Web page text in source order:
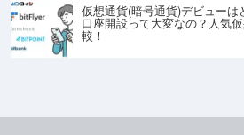
仮想通貨(暗号通貨)デビューは
口座開設って大変なの？人気
較！